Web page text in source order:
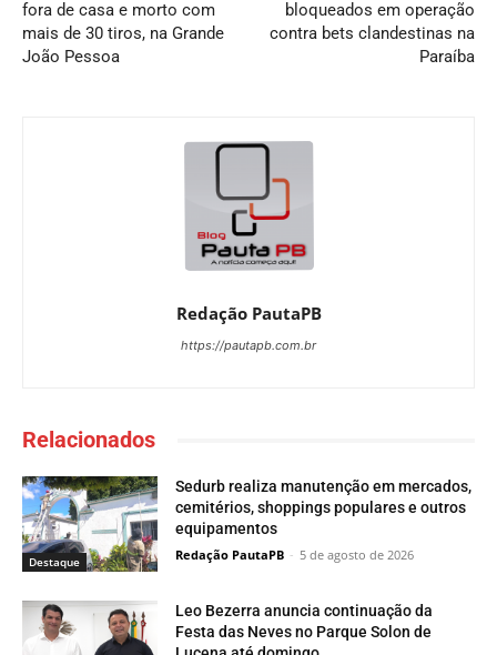
fora de casa e morto com
mais de 30 tiros, na Grande
João Pessoa
bloqueados em operação
contra bets clandestinas na
Paraíba
Redação PautaPB
https://pautapb.com.br
Relacionados
Destaque
Sedurb realiza manutenção em mercados,
cemitérios, shoppings populares e outros
equipamentos
Redação PautaPB - 5 de agosto de 2026
Leo Bezerra anuncia continuação da
Festa das Neves no Parque Solon de